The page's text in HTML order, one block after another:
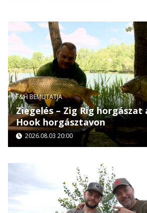
F&H BEMUTATJA
Ziegelés – Zig Rig horgászat
Hook horgásztavon
2026.08.03 20:00